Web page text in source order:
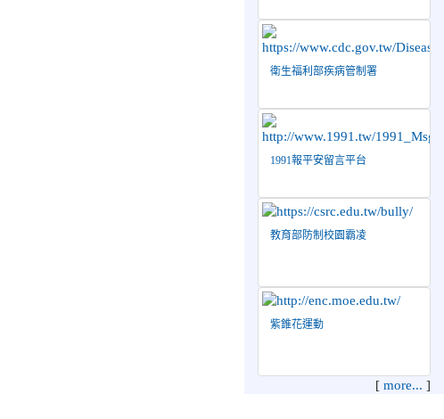
少年游泳錦標賽 榮獲佳
績！
榮獲佳績！
2026-06-30 檢送「花蓮縣
115學年度推動國民中學充
1份，敬請協助公告周知，
請查照。
2026-06-29
榮譽
市「市長盃」跆拳道錦標賽
榮獲佳績！
2026-06-16
衛生福利部疾病管制署
1991報平安留言平台
教育部防制校園霸凌
紫錐花運動
[ more... ]